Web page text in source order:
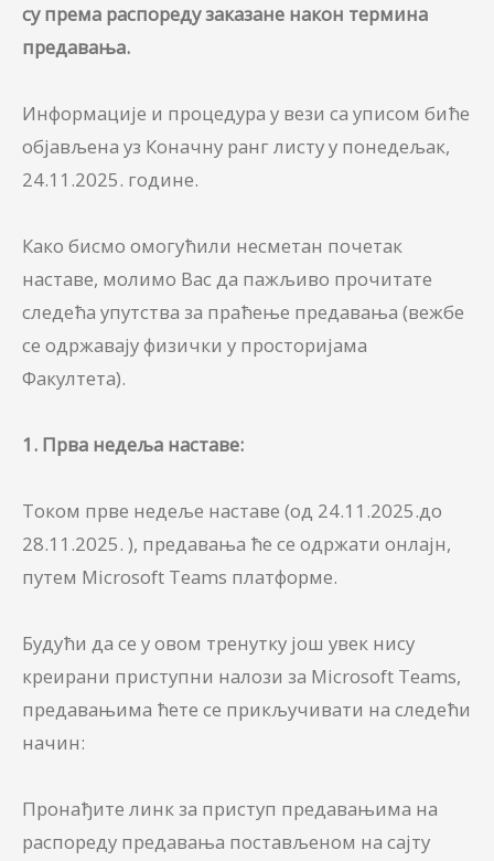
су према распореду заказане након термина
предавања.
Информације и процедура у вези са уписом биће
објављена уз Коначну ранг листу у понедељак,
24.11.2025. године.
Како бисмо омогућили несметан почетак
наставе, молимо Вас да пажљиво прочитате
следећа упутства за праћење предавања (вежбе
се одржавају физички у просторијама
Факултета).
1. Прва недеља наставе:
Током прве недеље наставе (од 24.11.2025.до
28.11.2025. ), предавања ће се одржати онлајн,
путем Microsoft Teams платформе.
Будући да се у овом тренутку још увек нису
креирани приступни налози за Microsoft Teams,
предавањима ћете се прикључивати на следећи
начин:
Пронађите линк за приступ предавањима на
распореду предавања постављеном на сајту